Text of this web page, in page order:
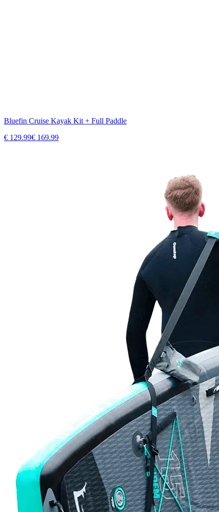
Bluefin Cruise Kayak Kit + Full Paddle
€ 129.99€ 169.99